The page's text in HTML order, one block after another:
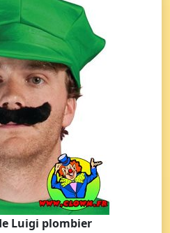
Luigi plombier